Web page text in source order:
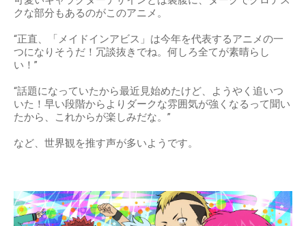
クな部分もあるのがこのアニメ。
“正直、「メイドインアビス」は今年を代表するアニメの一
つになりそうだ！冗談抜きでね。何しろ全てが素晴らし
い！”
“話題になっていたから最近見始めたけど、ようやく追いつ
いた！早い段階からよりダークな雰囲気が強くなるって聞い
たから、これからが楽しみだな。”
など、世界観を推す声が多いようです。